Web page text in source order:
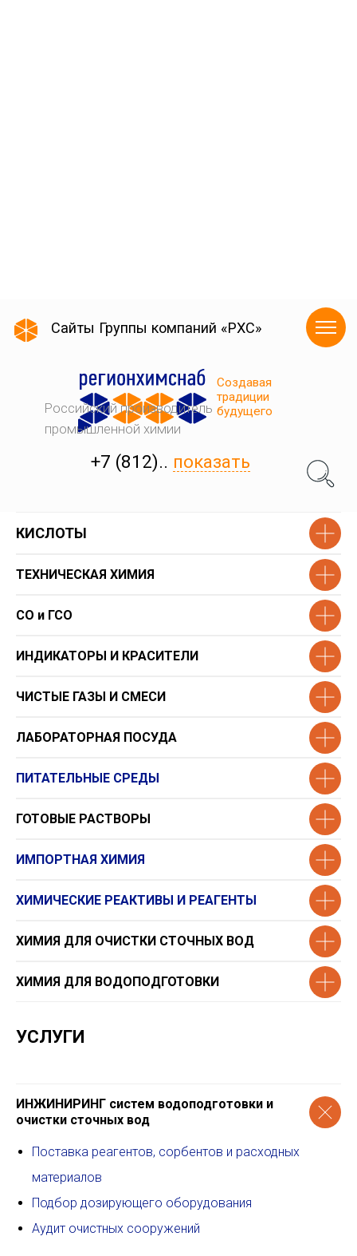
КИСЛОТЫ
ТЕХНИЧЕСКАЯ ХИМИЯ
СО и ГСО
ИНДИКАТОРЫ И КРАСИТЕЛИ
ЧИСТЫЕ ГАЗЫ И СМЕСИ
ЛАБОРАТОРНАЯ ПОСУДА
ПИТАТЕЛЬНЫЕ СРЕДЫ
ГОТОВЫЕ РАСТВОРЫ
ИМПОРТНАЯ ХИМИЯ
ХИМИЧЕСКИЕ РЕАКТИВЫ И РЕАГЕНТЫ
ХИМИЯ ДЛЯ ОЧИСТКИ СТОЧНЫХ ВОД
ХИМИЯ ДЛЯ ВОДОПОДГОТОВКИ
УСЛУГИ
ИНЖИНИРИНГ систем водоподготовки и
очистки сточных вод
Поставка реагентов, сорбентов и расходных
материалов
Подбор дозирующего оборудования
Аудит очистных сооружений